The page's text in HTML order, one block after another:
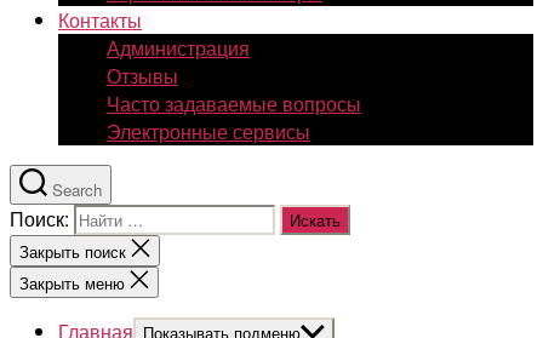
Контакты
Администрация
Отзывы
Часто задаваемые вопросы
Электронные сервисы
Search
Поиск:
Закрыть поиск
Закрыть меню
Главная Показывать подменю